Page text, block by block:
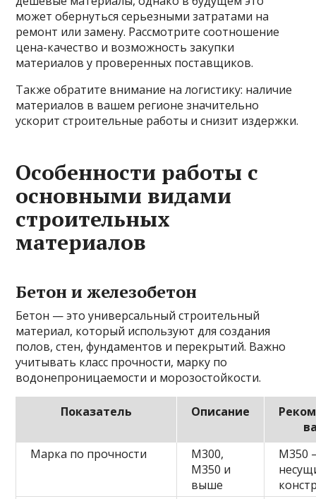
может обернуться серьезными затратами на
ремонт или замену. Рассмотрите соотношение
цена-качество и возможность закупки
материалов у проверенных поставщиков.
Также обратите внимание на логистику: наличие
материалов в вашем регионе значительно
ускорит строительные работы и снизит издержки.
Особенности работы с
основными видами
строительных
материалов
Бетон и железобетон
Бетон — это универсальный строительный
материал, который используют для создания
полов, стен, фундаментов и перекрытий. Важно
учитывать класс прочности, марку по
водонепроницаемости и морозостойкости.
Показатель Описание
Марка по прочности
М300,
М350 и
выше
М350